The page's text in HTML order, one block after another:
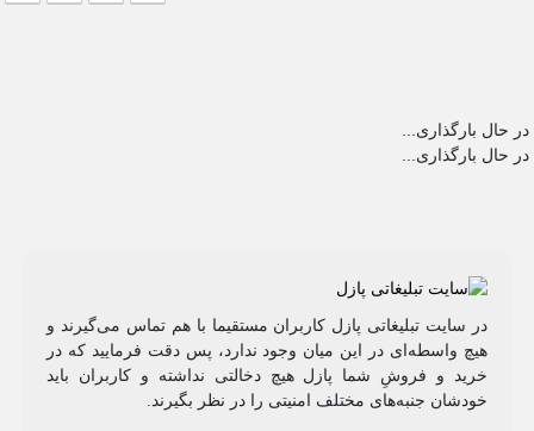
در حال بارگذاری...
در حال بارگذاری...
در سایت تبلیغاتی پازل کاربران مستقیما با هم تماس می‌گیرند و
هیچ واسطه‌ای در این میان وجود ندارد، پس دقت فرمایید که در
خرید و فروشِ شما پازل هیچ دخالتی نداشته و کاربران باید
خودشان جنبه‌های مختلف امنیتی را در نظر بگیرند.